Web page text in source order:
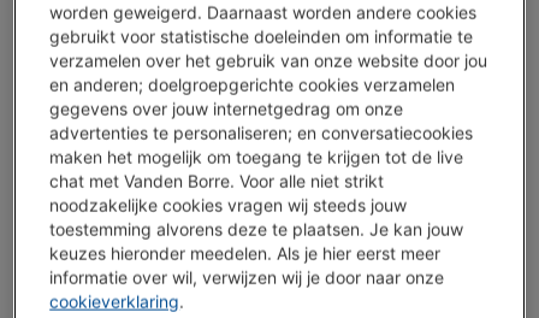
Morgen geleverd -Bekijk voorraad
€ 229,95
Ofbetalen per maand-Simulatie
Let op, geld lenen kost ook geld.
Minder dan 5 in stock, bestel nu!
Koop nu
Vergelijken
worden geweigerd. Daarnaast worden andere cookies
gebruikt voor statistische doeleinden om informatie te
verzamelen over het gebruik van onze website door jou
en anderen; doelgroepgerichte cookies verzamelen
gegevens over jouw internetgedrag om onze
advertenties te personaliseren; en conversatiecookies
maken het mogelijk om toegang te krijgen tot de live
chat met Vanden Borre. Voor alle niet strikt
noodzakelijke cookies vragen wij steeds jouw
toestemming alvorens deze te plaatsen. Je kan jouw
keuzes hieronder meedelen. Als je hier eerst meer
informatie over wil, verwijzen wij je door naar onze
cookieverklaring.